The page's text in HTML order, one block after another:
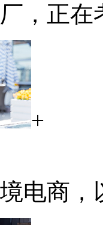
，正
+
电商，